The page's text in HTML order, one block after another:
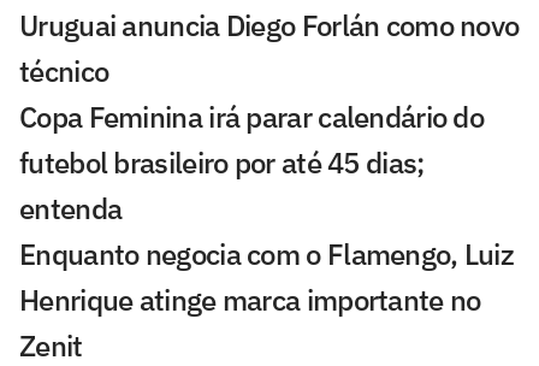
Uruguai anuncia Diego Forlán como novo
técnico
Copa Feminina irá parar calendário do
futebol brasileiro por até 45 dias;
entenda
Enquanto negocia com o Flamengo, Luiz
Henrique atinge marca importante no
Zenit